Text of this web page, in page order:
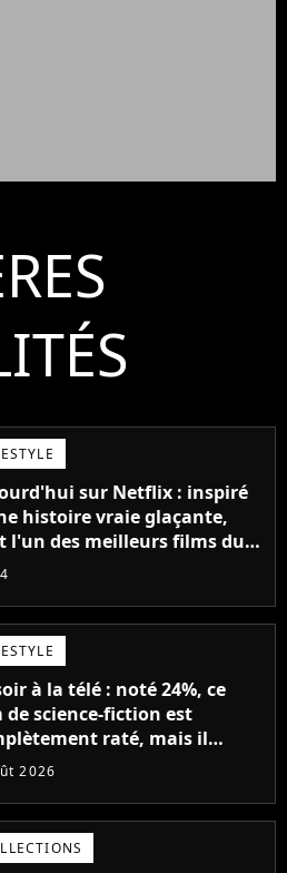
sur Netflix : inspiré
histoire vraie glaçante,
l'un des meilleurs films du
siècle
à la télé : noté 24%, ce
science-fiction est
raté, mais il
pu être encore pire à
2026